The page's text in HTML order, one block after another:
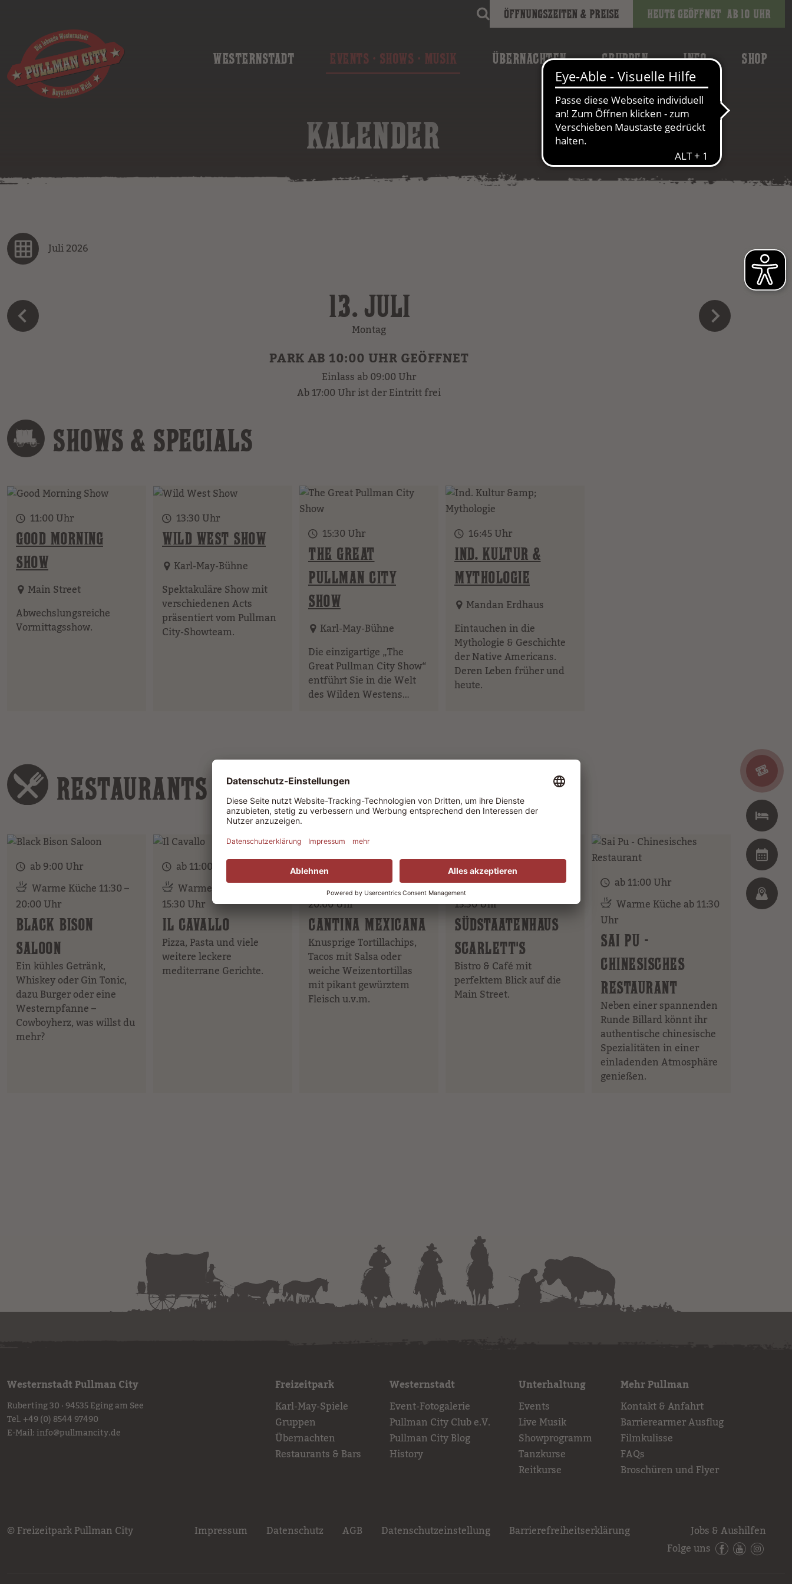
WESTERNSTADT EVENTS · SHOWS · MUSIK ÜBERNACHTEN GRUPPEN INFO SHOP
Öffnungszeiten & Preise Heute geöffnet ab 10 Uhr
KALENDER
Juli 2026
13. JULI
Montag
PARK AB 10:00 UHR GEÖFFNET
Einlass ab 09:00 Uhr
Ab 17:00 Uhr ist der Eintritt frei
SHOWS & SPECIALS
11:00 Uhr
GOOD MORNING
SHOW
Main Street
Abwechslungsreiche
Vormittagsshow.
13:30 Uhr
WILD WEST SHOW
Karl-May-Bühne
Spektakuläre Show mit
verschiedenen Acts
präsentiert vom Pullman
City-Showteam.
15:30 Uhr
THE GREAT
PULLMAN CITY
SHOW
Karl-May-Bühne
Die einzigartige „The
Great Pullman City Show“
entführt Sie in die Welt
des Wilden Westens…
16:45 Uhr
IND. KULTUR &
MYTHOLOGIE
Mandan Erdhaus
Eintauchen in die
Mythologie & Geschichte
der Native Americans.
Deren Leben früher und
heute.
RESTAURANTS & BARS
ab 9:00 Uhr
Warme Küche 11:30 –
20:00 Uhr
BLACK BISON
SALOON
Ein kühles Getränk,
Whiskey oder Gin Tonic,
dazu Burger oder eine
Westernpfanne –
Cowboyherz, was willst du
mehr?
ab 11:00 Uhr
Warme Küche 11:30 –
15:30 Uhr
IL CAVALLO
Pizza, Pasta und viele
weitere leckere
mediterrane Gerichte.
ab 11:00 Uhr
Warme Küche 11:30 –
20:00 Uhr
CANTINA MEXICANA
Knusprige Tortillachips,
Tacos mit Salsa oder
weiche Weizentortillas
mit pikant gewürztem
Fleisch u.v.m.
ab 11:00 Uhr
Warme Küche 11:30 –
15:30 Uhr
SÜDSTAATENHAUS
SCARLETT'S
Bistro & Café mit
perfektem Blick auf die
Main Street.
ab 11:00 Uhr
Warme Küche ab 11:30
Uhr
SAI PU -
CHINESISCHES
RESTAURANT
Neben einer spannenden
Runde Billard könnt ihr
authentische chinesische
Spezialitäten in einer
einladenden Atmosphäre
genießen.
Westernstadt Pullman City
Ruberting 30 · 94535 Eging am See
Tel.+49 (0) 8544 97490
E-Mail:info@pullmancity.de
Freizeitpark
Karl-May-Spiele
Gruppen
Übernachten
Restaurants & Bars
Westernstadt
Event-Fotogalerie
Pullman City Club e.V.
Pullman City Blog
History
Unterhaltung
Events
Live Musik
Showprogramm
Tanzkurse
Reitkurse
Mehr Pullman
Kontakt & Anfahrt
Barrierearmer Ausflug
Filmkulisse
FAQs
Broschüren und Flyer
Impressum Datenschutz AGB Datenschutzeinstellung Barrierefreiheitserklärung
Jobs & Aushilfen
Folge uns Facebook
YouTube
© Freizeitpark Pullman City